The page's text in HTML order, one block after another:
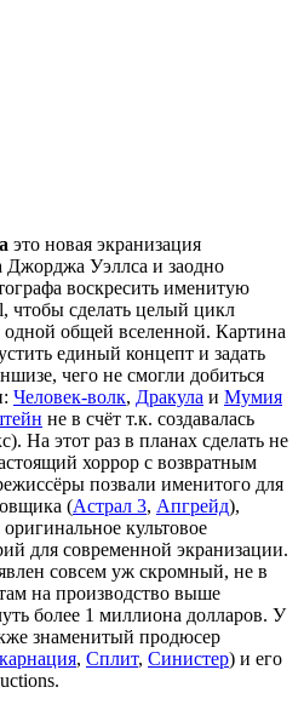
это новая экранизация
Джорджа Уэллса и заодно
воскресить именитую
чтобы сделать целый цикл
одной общей вселенной. Картина
единый концепт и задать
чего не смогли добиться
Человек-волк, Дракула и Мумия
не в счёт т.к. создавалась
На этот раз в планах сделать не
хоррор с возвратным
позвали именитого для
(Астрал 3, Апгрейд),
культовое
для современной экранизации.
совсем уж скромный, не в
на производство выше
более 1 миллиона долларов. У
знаменитый продюсер
, Сплит, Синистер) и его